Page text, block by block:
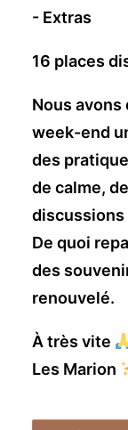
- Extras
16 places
Nous
week-end
des
de calme,
De quoi
des
renouvelé.
À très vite
Les Marion